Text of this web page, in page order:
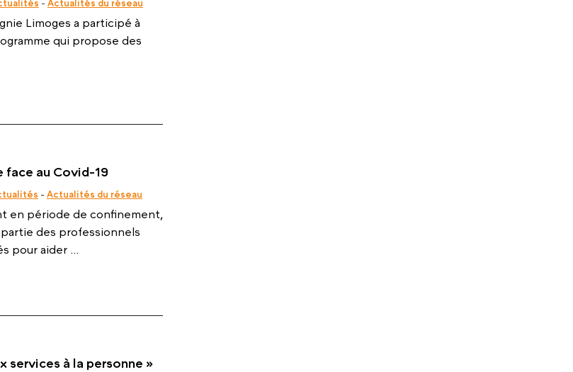
- Actualités du réseau
Limoges a participé à
qui propose des
face au Covid-19
- Actualités du réseau
en période de confinement,
des professionnels
pour aider ...
services à la personne »